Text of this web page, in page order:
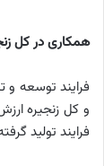
همکاری در کل
فرایند توسعه و
و کل زنجیره
فرایند تولید